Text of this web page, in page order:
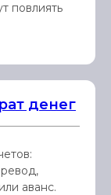
повлиять
денег
аванс.